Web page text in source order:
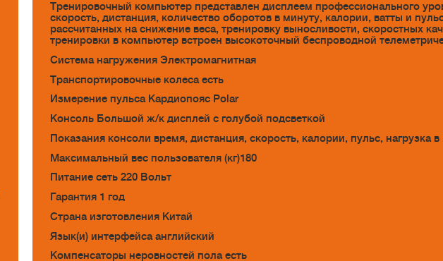
Тренировочный компьютер представлен дисплеем профессионального
скорость, дистанция, количество оборотов в минуту, калории, ватты и
рассчитанных на снижение веса, тренировку выносливости, скоростных
тренировки в компьютер встроен высокоточный беспроводной
Система нагружения Электромагнитная
Транспортировочные колеса есть
Измерение пульса Кардиопояс Polar
Консоль Большой ж/к дисплей с голубой подсветкой
Показания консоли время, дистанция, скорость, калории, пульс, нагрузка в
Максимальный вес пользователя (кг)180
Питание сеть 220 Вольт
Гарантия 1 год
Страна изготовления Китай
Язык(и) интерфейса английский
Компенсаторы неровностей пола есть